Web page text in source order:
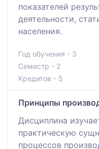
показателей
деятельности,
населения.
Год обучения - 3
Семестр - 2
Кредитов - 5
Принципы
Дисциплина
практическую
процессов